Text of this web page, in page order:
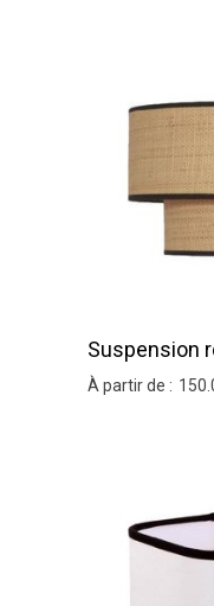
Suspension
bordure noir
À partir de : 150